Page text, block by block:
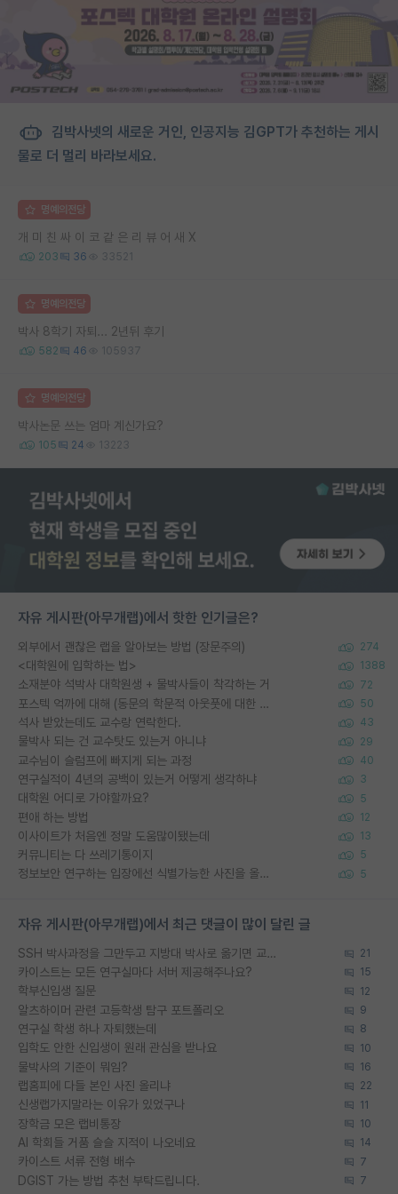
김박사넷의 새로운 거인, 인공지능 김GPT가 추천하는 게시
물로 더 멀리 바라보세요.
명예의전당
개 미 친 싸 이 코 같 은 리 뷰 어 새 X
203 36 33521
명예의전당
박사 8학기 자퇴... 2년뒤 후기
582 46 105937
명예의전당
박사논문 쓰는 엄마 계신가요?
105 24 13223
자유 게시판(아무개랩)에서 핫한 인기글은?
외부에서 괜찮은 랩을 알아보는 방법 (장문주의) 274
<대학원에 입학하는 법> 1388
소재분야 석박사 대학원생 + 물박사들이 착각하는 거 72
포스텍 억까에 대해 (동문의 학문적 아웃풋에 대한 반박) 50
석사 받았는데도 교수랑 연락한다. 43
물박사 되는 건 교수탓도 있는거 아니냐 29
교수님이 슬럼프에 빠지게 되는 과정 40
연구실적이 4년의 공백이 있는거 어떻게 생각하냐 3
대학원 어디로 가야할까요? 5
편애 하는 방법 12
이사이트가 처음엔 정말 도움많이됐는데 13
커뮤니티는 다 쓰레기통이지 5
정보보안 연구하는 입장에선 식별가능한 사진을 올리는건 비추이긴함 5
자유 게시판(아무개랩)에서 최근 댓글이 많이 달린 글
SSH 박사과정을 그만두고 지방대 박사로 옮기면 교수의 꿈은 끝일까요? 21
카이스트는 모든 연구실마다 서버 제공해주나요? 15
학부신입생 질문 12
알츠하이머 관련 고등학생 탐구 포트폴리오 9
연구실 학생 하나 자퇴했는데 8
입학도 안한 신입생이 원래 관심을 받나요 10
물박사의 기준이 뭐임? 16
랩홈피에 다들 본인 사진 올리냐 22
신생랩가지말라는 이유가 있었구나 11
장학금 모은 랩비통장 10
AI 학회들 거품 슬슬 지적이 나오네요 14
카이스트 서류 전형 배수 7
DGIST 가는 방법 추천 부탁드립니다. 7